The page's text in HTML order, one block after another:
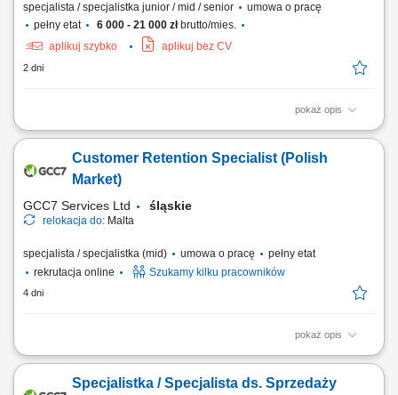
specjalista / specjalistka junior / mid / senior
umowa o pracę
pełny etat
6 000 - 21 000 złbrutto/mies.
aplikuj szybko
aplikuj bez CV
2 dni
pokaż opis
Opis stanowiska: Prowadzenie sprzedaży nowych samochodów
brak konieczności pozyskiwania klientów. Badanie potrzeb klienta i
skuteczne dopasowanie oferty. Budowanie długotrwałych, pozytywnych
Customer Retention Specialist (Polish
Market)
GCC7 Services Ltd śląskie
relokacja do: Malta
specjalista / specjalistka (mid) umowa o pracę
pełny etat
rekrutacja online
Szukamy kilku pracowników
4 dni
pokaż opis
Twoje zadania: Prowadzenie rozmów telefonicznych z klientami
edukacją finansową. Budowanie trwałych relacji z klientami i rozwijanie
Specjalistka / Specjalista ds. Sprzedaży